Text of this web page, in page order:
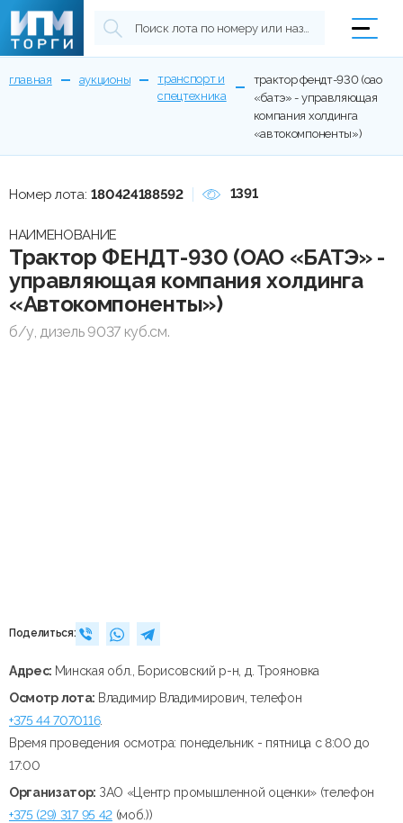
главная аукционы
транспорт и
спецтехника
трактор фендт-930 (оао
«батэ» - управляющая
компания холдинга
«автокомпоненты»)
Поделиться:
Номер лота: 180424188592 1391
НАИМЕНОВАНИЕ
Трактор ФЕНДТ-930 (ОАО «БАТЭ» -
управляющая компания холдинга
«Автокомпоненты»)
б/у, дизель 9037 куб.см.
Адрес: Минская обл., Борисовский р-н, д. Трояновка
Осмотр лота: Владимир Владимирович, телефон
+375 44 7070116.
Время проведения осмотра: понедельник - пятница с 8:00 до
17:00
Организатор: ЗАО «Центр промышленной оценки» (телефон
+375 (29) 317 95 42(моб.))